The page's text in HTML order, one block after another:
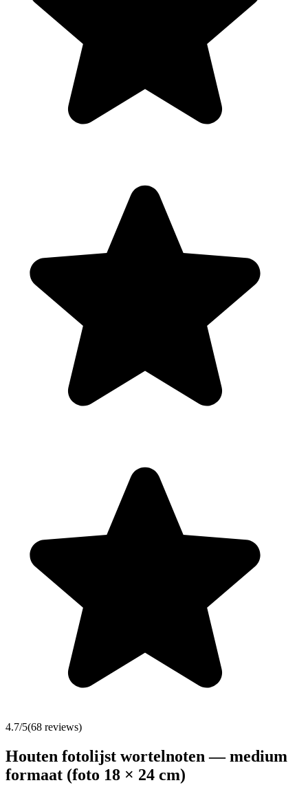
4.7/5(68 reviews)
Houten fotolijst wortelnoten — medium
formaat (foto 18 × 24 cm)